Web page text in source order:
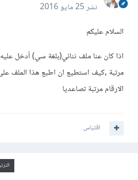
نشر25 مايو 2016
السلام عليكم
اذا كان عنا ملف ثنائي(بلغة سي) أدخل
مرتبة ,كيف استطيع ان اطبع هذا الملف
الارقام مرتبة تصاعديا
اقتباس